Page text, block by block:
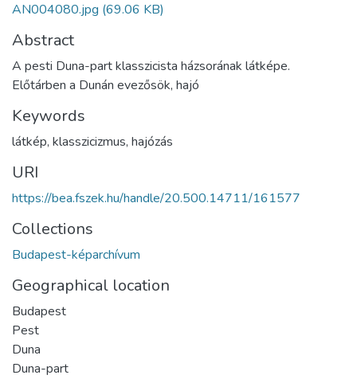
AN004080.jpg (69.06 KB)
Abstract
A pesti Duna-part klasszicista házsorának látképe.
Előtárben a Dunán evezősök, hajó
Keywords
látkép, klasszicizmus, hajózás
URI
https://bea.fszek.hu/handle/20.500.14711/161577
Collections
Budapest-képarchívum
Geographical location
Budapest
Pest
Duna
Duna-part